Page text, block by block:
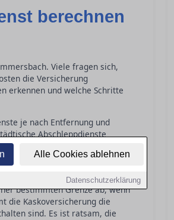
Alle Cookies ablehnen
Datenschutzerklärung
berechnen
Viele fragen sich,
die Versicherung
erkennen und welche Schritte
je nach Entfernung und
Abschleppdienste
oder bei schwer zugänglichen
ein Preisangebot
bestimmten Grenze ab, wenn
die Kaskoversicherung die
sind. Es ist ratsam, die